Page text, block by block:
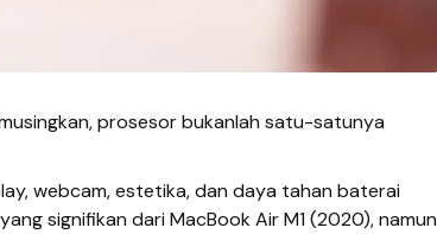
prosesor bukanlah satu-satunya
webcam, estetika, dan daya tahan baterai
signifikan dari MacBook Air M1 (2020), namun